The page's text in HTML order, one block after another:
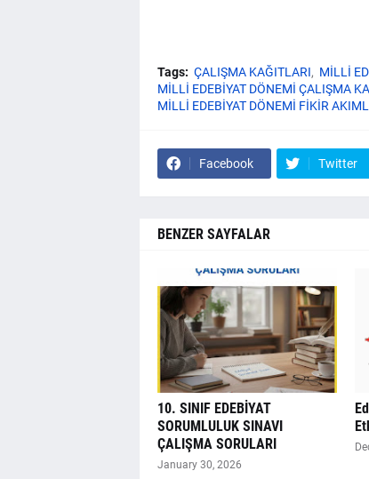
Tags: ÇALIŞMA KAĞITLARI
MİLLİ
MİLLİ EDEBİYAT DÖNEMİ ÇALIŞMA
MİLLİ EDEBİYAT DÖNEMİ FİKİR
Facebook Twitter
BENZER SAYFALAR
10. SINIF EDEBİYAT
SORUMLULUK SINAVI
ÇALIŞMA SORULARI
January 30, 2026